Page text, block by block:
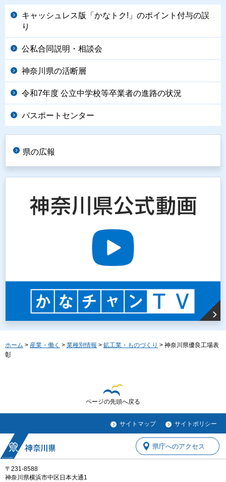
キャッシュレス版「かなトク!」のポイント付与の誤
り
公私合同説明・相談会
神奈川県の活断層
令和7年度 公立中学校等卒業者の進路の状況
パスポートセンター
県の広報
ホーム > 産業・働く > 業種別情報 > 鉱工業・ものづくり > 神奈川県優良工場表
彰
ページの先頭へ戻る
サイトマップ サイトポリシー
〒231-8588
神奈川県横浜市中区日本大通1
県庁へのアクセス